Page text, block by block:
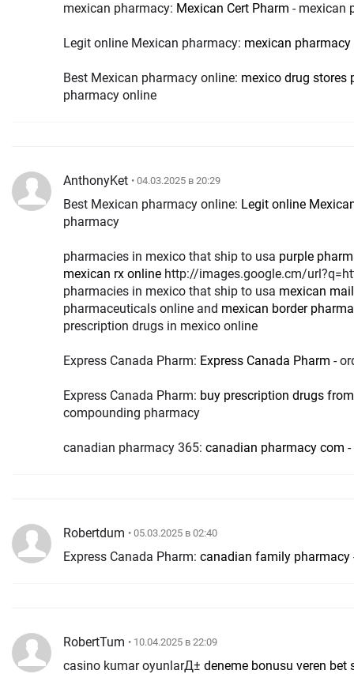
mexican pharmacy: Mexican Cert Pharm - mexican
Legit online Mexican pharmacy: mexican pharmacy
Best Mexican pharmacy online: mexico drug stores
pharmacy online
AnthonyKet • 04.03.2025 в 20:29
Best Mexican pharmacy online: Legit online
pharmacy
pharmacies in mexico that ship to usa purple
mexican rx online
pharmacies in mexico that ship to usa mexican
pharmaceuticals online and mexican border
prescription drugs in mexico online
Express Canada Pharm: Express Canada Pharm -
Express Canada Pharm: buy prescription drugs
compounding pharmacy
canadian pharmacy 365: canadian pharmacy com
Robertdum • 05.03.2025 в 02:40
Express Canada Pharm: canadian family pharmacy
RobertTum • 10.04.2025 в 22:09
casino kumar oyunlarД± deneme bonusu veren bet